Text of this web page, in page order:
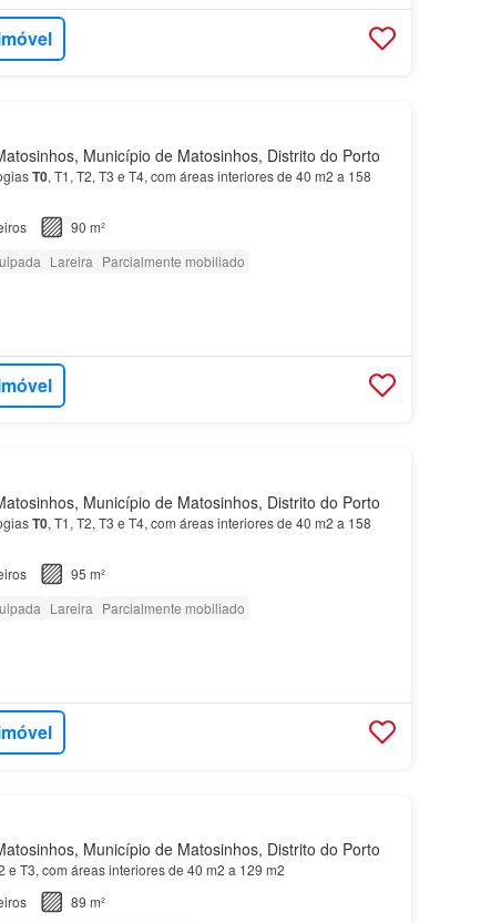
Município de Matosinhos, Distrito do Porto
T0, T1, T2, T3 e T4, com áreas interiores de 40 m2 a 158
90 m²
Lareira Parcialmente mobiliado
Município de Matosinhos, Distrito do Porto
T0, T1, T2, T3 e T4, com áreas interiores de 40 m2 a 158
95 m²
Lareira Parcialmente mobiliado
Município de Matosinhos, Distrito do Porto
e T3, com áreas interiores de 40 m2 a 129 m2
89 m²